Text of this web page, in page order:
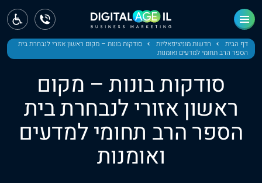
דף הבית חדשות מוניציפאליות
סודקות בונות – מקום ראשון אזורי לנבחרת בית
הספר הרב תחומי למדעים ואומנות
סודקות בונות – מקום
ראשון אזורי לנבחרת בית
הספר הרב תחומי למדעים
ואומנות
ראשי
חדשות
מחוז חיפה
מחוז מרכז
מחוז דרום